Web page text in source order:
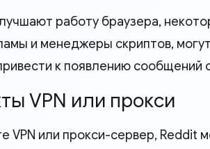
работу браузера,
и менеджеры скриптов,
к появлению сообщений
VPN или прокси
VPN или прокси-сервер,